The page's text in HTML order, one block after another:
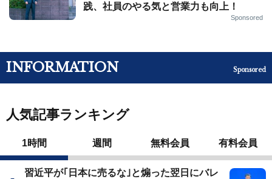
践、社員のやる気と営業力も向上！
Sponsored
INFORMATION Sponsored
人気記事ランキング
1時間 週間 無料会員 有料会員
習近平が｢日本に売るな｣と煽った翌日にバレ